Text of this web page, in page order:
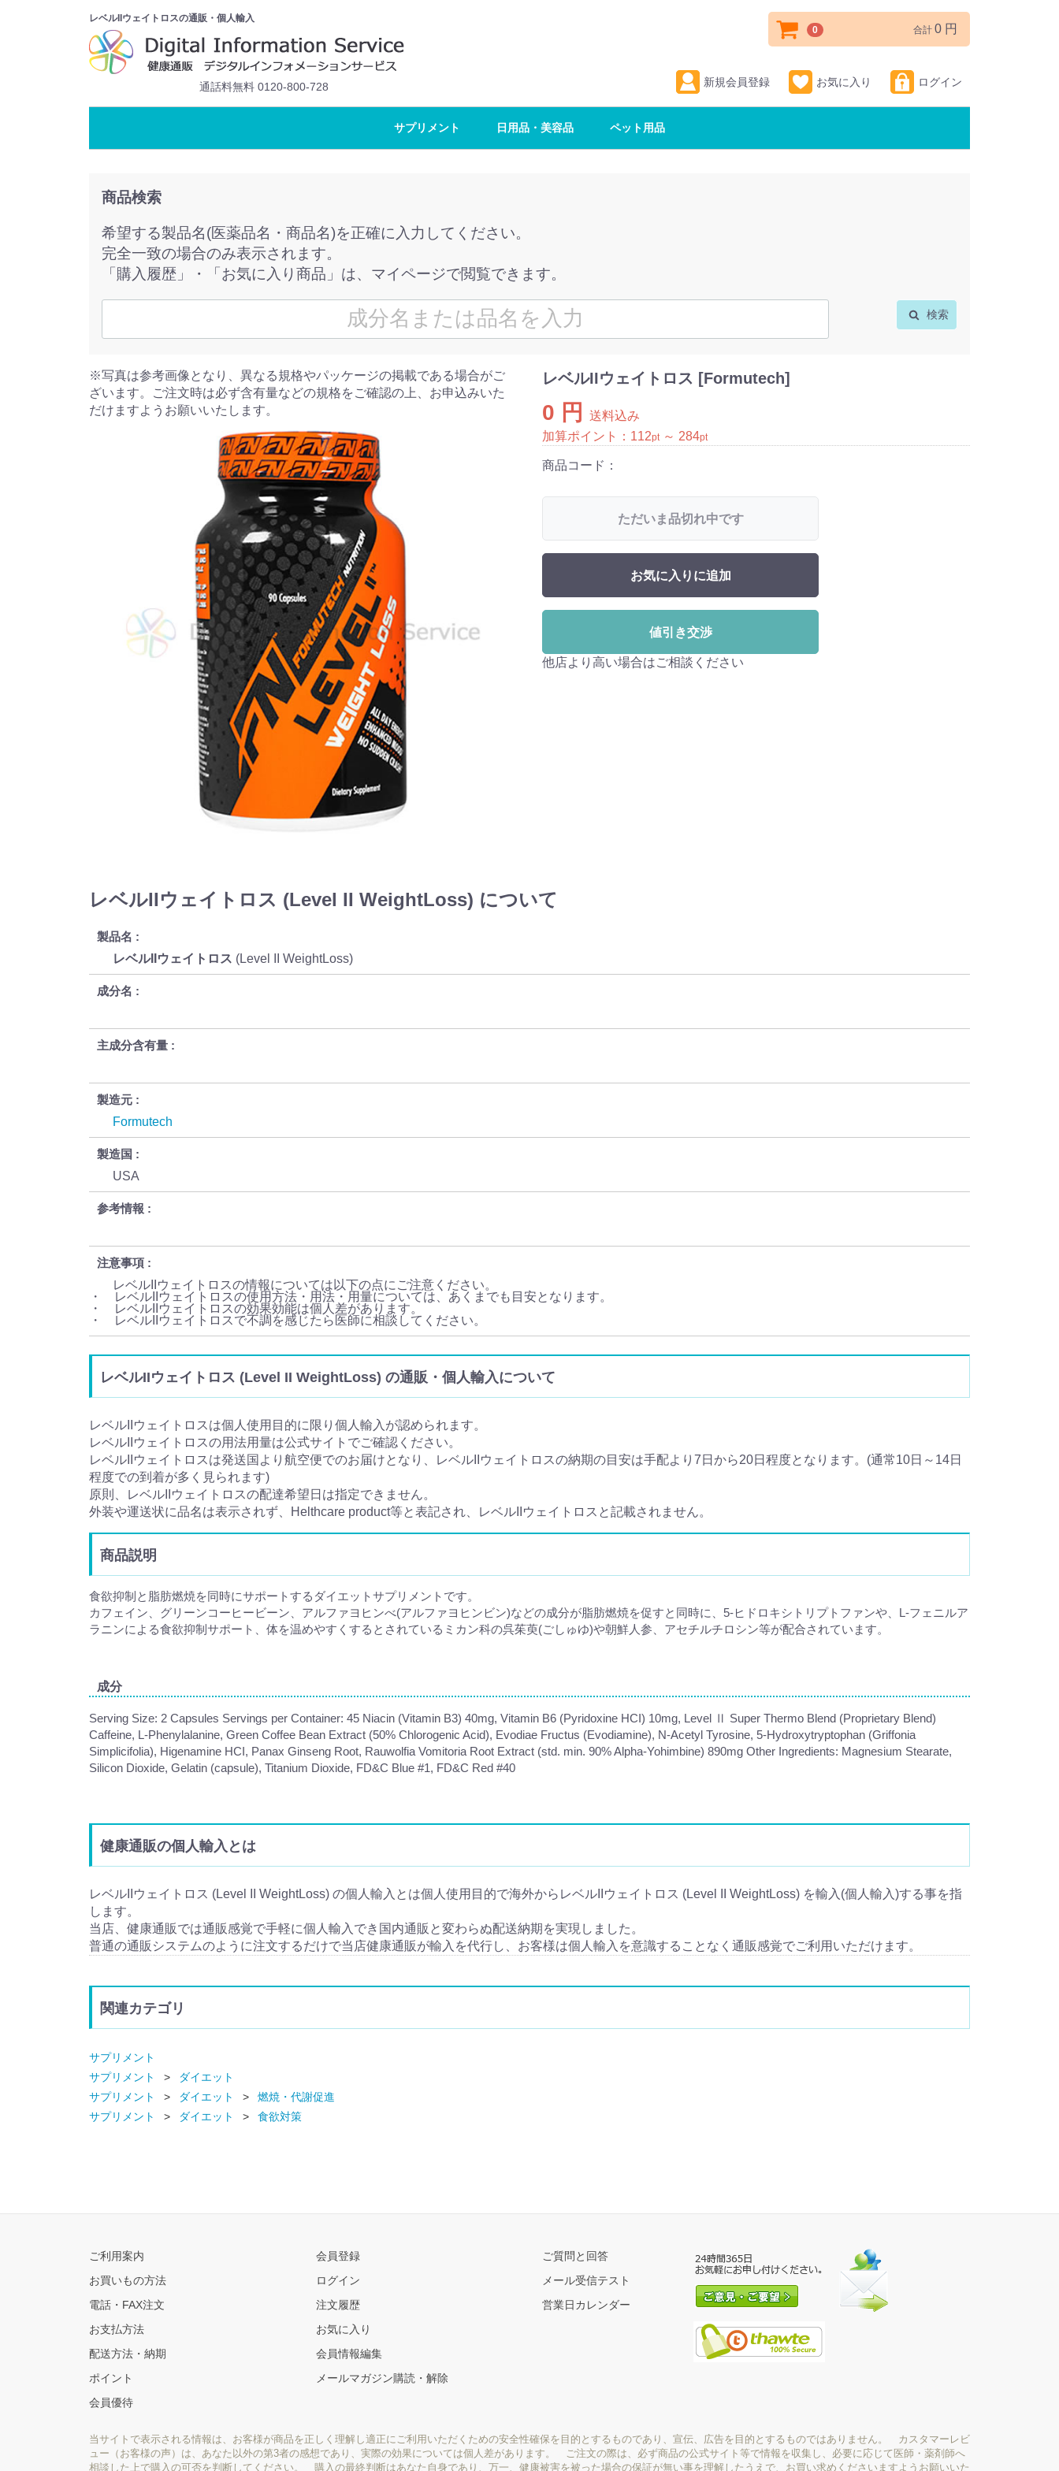
レベルIIウェイトロスの通販・個人輸入
通話料無料 0120-800-728 新規会員登録 お気に入り ログイン
0 合計 0 円
サプリメント 日用品・美容品 ペット用品
商品検索
希望する製品名(医薬品名・商品名)を正確に入力してください。
完全一致の場合のみ表示されます。
「購入履歴」・「お気に入り商品」は、マイページで閲覧できます。
検索
※写真は参考画像となり、異なる規格やパッケージの掲載である場合がご
ざいます。ご注文時は必ず含有量などの規格をご確認の上、お申込みいた
だけますようお願いいたします。
レベルIIウェイトロス [Formutech]
0 円
送料込み
加算ポイント： 112pt ～ 284pt
商品コード：
ただいま品切れ中です
お気に入りに追加
値引き交渉
他店より高い場合はご相談ください
レベルIIウェイトロス (Level II WeightLoss) について
製品名
レベルIIウェイトロス (Level II WeightLoss)
成分名
主成分含有量
製造元
Formutech
製造国
USA
参考情報
注意事項
レベルIIウェイトロスの情報については以下の点にご注意ください。
・ レベルIIウェイトロスの使用方法・用法・用量については、あくまでも目安となります。
・ レベルIIウェイトロスの効果効能は個人差があります。
・ レベルIIウェイトロスで不調を感じたら医師に相談してください。
レベルIIウェイトロス (Level II WeightLoss) の通販・個人輸入について
レベルIIウェイトロスは個人使用目的に限り個人輸入が認められます。
レベルIIウェイトロスの用法用量は公式サイトでご確認ください。
レベルIIウェイトロスは発送国より航空便でのお届けとなり、レベルIIウェイトロスの納期の目安は手配より7日から20日程度となります。(通常10日～14日
程度での到着が多く見られます)
原則、レベルIIウェイトロスの配達希望日は指定できません。
外装や運送状に品名は表示されず、Helthcare product等と表記され、レベルIIウェイトロスと記載されません。
商品説明
食欲抑制と脂肪燃焼を同時にサポートするダイエットサプリメントです。
カフェイン、グリーンコーヒービーン、アルファヨヒンべ(アルファヨヒンビン)などの成分が脂肪燃焼を促すと同時に、5-ヒドロキシトリプトファンや、L-フェニルア
ラニンによる食欲抑制サポート、体を温めやすくするとされているミカン科の呉茱萸(ごしゅゆ)や朝鮮人参、アセチルチロシン等が配合されています。
成分
Serving Size: 2 Capsules Servings per Container: 45 Niacin (Vitamin B3) 40mg, Vitamin B6 (Pyridoxine HCI) 10mg, Level Ⅱ Super Thermo Blend (Proprietary Blend)
Caffeine, L-Phenylalanine, Green Coffee Bean Extract (50% Chlorogenic Acid), Evodiae Fructus (Evodiamine), N-Acetyl Tyrosine, 5-Hydroxytryptophan (Griffonia
Simplicifolia), Higenamine HCI, Panax Ginseng Root, Rauwolfia Vomitoria Root Extract (std. min. 90% Alpha-Yohimbine) 890mg Other Ingredients: Magnesium Stearate,
Silicon Dioxide, Gelatin (capsule), Titanium Dioxide, FD&C Blue #1, FD&C Red #40
健康通販の個人輸入とは
レベルIIウェイトロス (Level II WeightLoss) の個人輸入とは個人使用目的で海外からレベルIIウェイトロス (Level II WeightLoss) を輸入(個人輸入)する事を指
します。
当店、健康通販では通販感覚で手軽に個人輸入でき国内通販と変わらぬ配送納期を実現しました。
普通の通販システムのように注文するだけで当店健康通販が輸入を代行し、お客様は個人輸入を意識することなく通販感覚でご利用いただけます。
関連カテゴリ
サプリメント
サプリメント
ダイエット
サプリメント
ダイエット
燃焼・代謝促進
サプリメント
ダイエット 食欲対策
ご利用案内
お買いもの方法
電話・FAX注文
お支払方法
配送方法・納期
ポイント
会員優待
会員登録
ログイン
注文履歴
お気に入り
会員情報編集
メールマガジン購読・解除
ご質問と回答
メール受信テスト
営業日カレンダー
当サイトで表示される情報は、お客様が商品を正しく理解し適正にご利用いただくための安全性確保を目的とするものであり、宣伝、広告を目的とするものではありません。 カスタマーレビ
ュー（お客様の声）は、あなた以外の第3者の感想であり、実際の効果については個人差があります。 ご注文の際は、必ず商品の公式サイト等で情報を収集し、必要に応じて医師・薬剤師へ
相談した上で購入の可否を判断してください。 購入の最終判断はあなた自身であり、万一、健康被害を被った場合の保証が無い事を理解したうえで、お買い求めくださいますようお願いいた